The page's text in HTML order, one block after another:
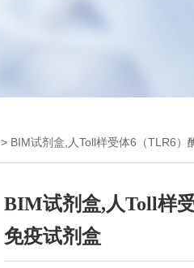
> BIM试剂盒,人Toll样受体6（TLR6）
BIM试剂盒,人Toll样
免疫试剂盒